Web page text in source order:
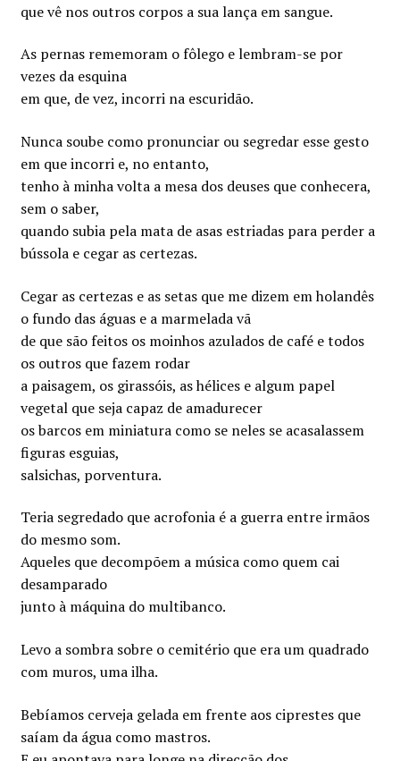
que vê nos outros corpos a sua lança em sangue.
As pernas rememoram o fôlego e lembram-se por
vezes da esquina
em que, de vez, incorri na escuridão.
Nunca soube como pronunciar ou segredar esse gesto
em que incorri e, no entanto,
tenho à minha volta a mesa dos deuses que conhecera,
sem o saber,
quando subia pela mata de asas estriadas para perder a
bússola e cegar as certezas.
Cegar as certezas e as setas que me dizem em holandês
o fundo das águas e a marmelada vã
de que são feitos os moinhos azulados de café e todos
os outros que fazem rodar
a paisagem, os girassóis, as hélices e algum papel
vegetal que seja capaz de amadurecer
os barcos em miniatura como se neles se acasalassem
figuras esguias,
salsichas, porventura.
Teria segredado que acrofonia é a guerra entre irmãos
do mesmo som.
Aqueles que decompõem a música como quem cai
desamparado
junto à máquina do multibanco.
Levo a sombra sobre o cemitério que era um quadrado
com muros, uma ilha.
Bebíamos cerveja gelada em frente aos ciprestes que
saíam da água como mastros.